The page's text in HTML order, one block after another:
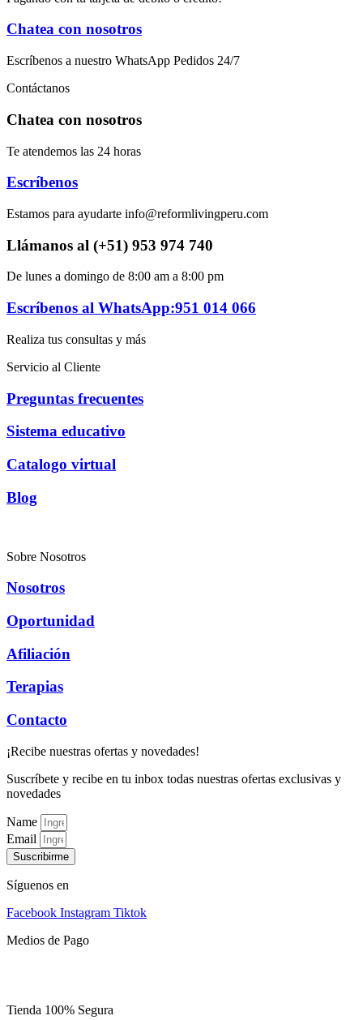
Chatea con nosotros
Escríbenos a nuestro WhatsApp Pedidos 24/7
Contáctanos
Chatea con nosotros
Te atendemos las 24 horas
Escríbenos
Estamos para ayudarte info@reformlivingperu.com
Llámanos al (+51) 953 974 740
De lunes a domingo de 8:00 am a 8:00 pm
Escríbenos al WhatsApp:951 014 066
Realiza tus consultas y más
Servicio al Cliente
Preguntas frecuentes
Sistema educativo
Catalogo virtual
Blog
Sobre Nosotros
Nosotros
Oportunidad
Afiliación
Terapias
Contacto
¡Recibe nuestras ofertas y novedades!
Suscríbete y recibe en tu inbox todas nuestras ofertas exclusivas y
novedades
Name
Email
Suscribirme
Síguenos en
Facebook Instagram Tiktok
Medios de Pago
Tienda 100% Segura